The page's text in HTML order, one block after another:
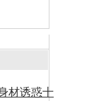
材诱惑十